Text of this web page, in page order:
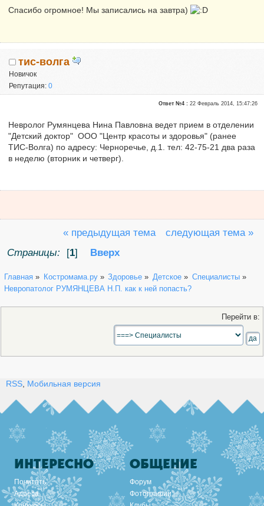
Спасибо огромное! Мы записались на завтра)
тис-волга
Новичок
Репутация:0
Ответ №4 :22 Февраль 2014, 15:47:26
Невролог Румянцева Нина Павловна ведет прием в отделении
"Детский доктор" ООО "Центр красоты и здоровья" (ранее
ТИС-Волга) по адресу: Черноречье, д.1. тел: 42-75-21 два раза
в неделю (вторник и четверг).
« предыдущая тема
следующая тема »
Страницы:
[1] Вверх
Главная » Костромама.ру» Здоровье » Детское» Специалисты»
Невропатолог РУМЯНЦЕВА Н.П. как к ней попасть?
Перейти в:
RSS Мобильная версия
ИНТЕРЕСНО
Почитать
Адреса
ОБЩЕНИЕ
Форум
Фотографии